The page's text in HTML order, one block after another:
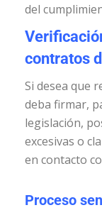
del
contratos
Si desea que
deba firmar,
legislación,
excesivas o
en contacto
Proceso